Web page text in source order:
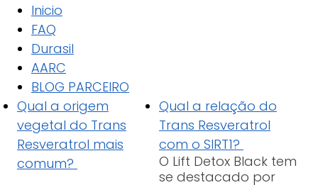
Inicio
FAQ
Durasil
AARC
BLOG PARCEIRO
Qual a origem
vegetal do Trans
Resveratrol mais
comum?
Qual a relação do
Trans Resveratrol
com o SIRT1?
O Lift Detox Black tem
se destacado por